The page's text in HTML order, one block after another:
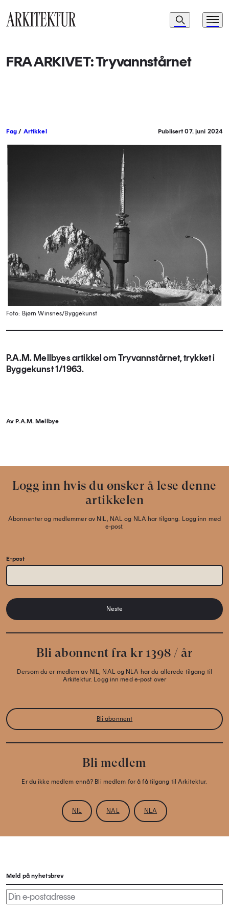
Navigasjon
Søk Meny
FRA ARKIVET: Tryvannstårnet
Fag / Artikkel Publisert 07. juni 2024
Foto: Bjørn Winsnes/Byggekunst
P.A.M. Mellbyes artikkel om Tryvannstårnet, trykket i
Byggekunst 1/1963.
Av P.A.M. Mellbye
Logg inn hvis du ønsker å lese denne
artikkelen
Abonnenter og medlemmer av NIL, NAL og NLA har tilgang. Logg inn med
e-post.
E-post
Neste
Bli abonnent fra kr 1398 / år
Dersom du er medlem av NIL, NAL og NLA har du allerede tilgang til
Arkitektur. Logg inn med e-post over
Bli abonnent
Bli medlem
Er du ikke medlem ennå? Bli medlem for å få tilgang til Arkitektur.
NIL NAL NLA
Meld på nyhetsbrev